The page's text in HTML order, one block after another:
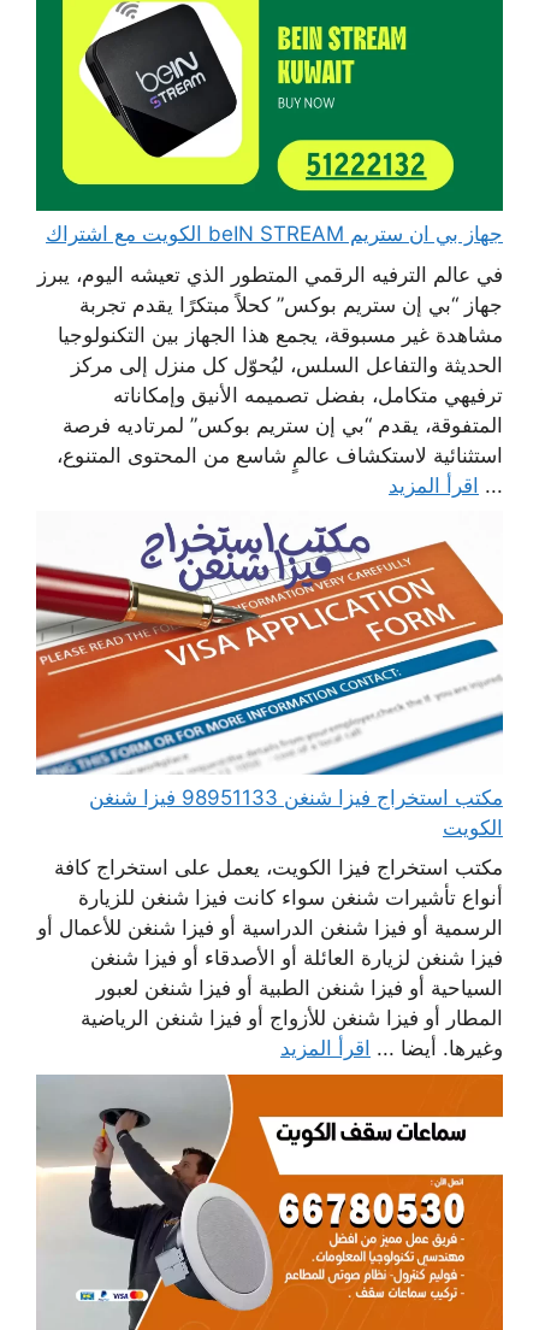
جهاز بي ان ستريم beIN STREAM الكويت مع اشتراك
في عالم الترفيه الرقمي المتطور الذي تعيشه اليوم، يبرز
جهاز “بي إن ستريم بوكس” كحلاً مبتكرًا يقدم تجربة
مشاهدة غير مسبوقة، يجمع هذا الجهاز بين التكنولوجيا
الحديثة والتفاعل السلس، ليُحوّل كل منزل إلى مركز
ترفيهي متكامل، بفضل تصميمه الأنيق وإمكاناته
المتفوقة، يقدم “بي إن ستريم بوكس” لمرتاديه فرصة
استثنائية لاستكشاف عالمٍ شاسع من المحتوى المتنوع،
... اقرأ المزيد
مكتب استخراج فيزا شنغن 98951133 فيزا شنغن
الكويت
مكتب استخراج فيزا الكويت، يعمل على استخراج كافة
أنواع تأشيرات شنغن سواء كانت فيزا شنغن للزيارة
الرسمية أو فيزا شنغن الدراسية أو فيزا شنغن للأعمال أو
فيزا شنغن لزيارة العائلة أو الأصدقاء أو فيزا شنغن
السياحية أو فيزا شنغن الطبية أو فيزا شنغن لعبور
المطار أو فيزا شنغن للأزواج أو فيزا شنغن الرياضية
وغيرها. أيضا ... اقرأ المزيد